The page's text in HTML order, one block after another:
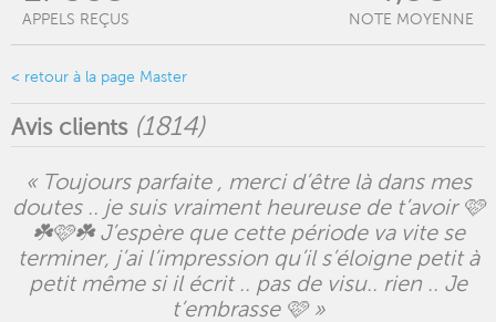
APPELS REÇUS NOTE MOYENNE
< retour à la page Master
Avis clients (1814)
« Toujours parfaite , merci d’être là dans mes
doutes .. je suis vraiment heureuse de t’avoir 🩷
☘️🩷☘️ J’espère que cette période va vite se
terminer, j’ai l’impression qu’il s’éloigne petit à
petit même si il écrit .. pas de visu.. rien .. Je
t’embrasse 🩷 »